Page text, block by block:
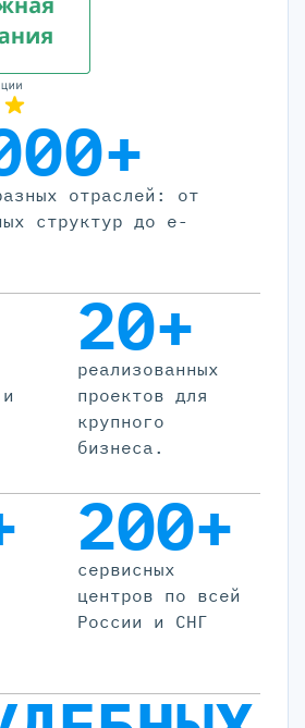
отраслей: от
структур до e-
20+
реализованных
проектов для
крупного
бизнеса.
200+
cервисных
центров по всей
России и СНГ